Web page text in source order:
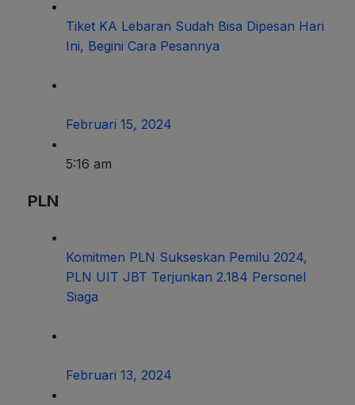
Tiket KA Lebaran Sudah Bisa Dipesan Hari
Ini, Begini Cara Pesannya
Februari 15, 2024
5:16 am
PLN
Komitmen PLN Sukseskan Pemilu 2024,
PLN UIT JBT Terjunkan 2.184 Personel
Siaga
Februari 13, 2024